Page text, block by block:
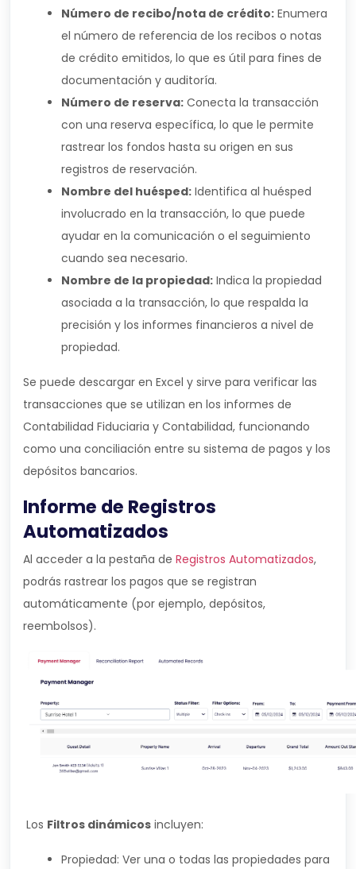
Número de recibo/nota de crédito: Enumera
el número de referencia de los recibos o notas
de crédito emitidos, lo que es útil para fines de
documentación y auditoría.
Número de reserva: Conecta la transacción
con una reserva específica, lo que le permite
rastrear los fondos hasta su origen en sus
registros de reservación.
Nombre del huésped: Identifica al huésped
involucrado en la transacción, lo que puede
ayudar en la comunicación o el seguimiento
cuando sea necesario.
Nombre de la propiedad: Indica la propiedad
asociada a la transacción, lo que respalda la
precisión y los informes financieros a nivel de
propiedad.
Se puede descargar en Excel y sirve para verificar las
transacciones que se utilizan en los informes de
Contabilidad Fiduciaria y Contabilidad, funcionando
como una conciliación entre su sistema de pagos y los
depósitos bancarios.
Informe de Registros
Automatizados
Al acceder a la pestaña de Registros Automatizados,
podrás rastrear los pagos que se registran
automáticamente (por ejemplo, depósitos,
reembolsos).
Los Filtros dinámicos incluyen:
Propiedad: Ver una o todas las propiedades para